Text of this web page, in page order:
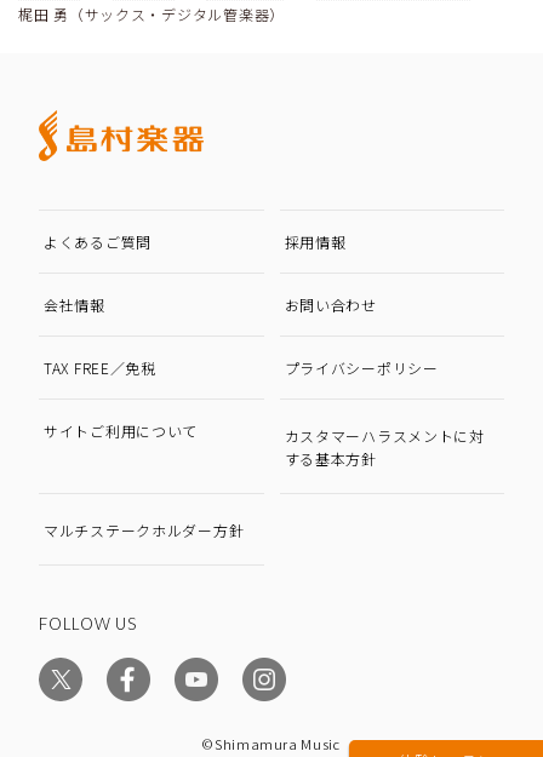
梶田 勇（サックス・デジタル管楽器）
よくあるご質問 採用情報
会社情報 お問い合わせ
TAX FREE／免税 プライバシーポリシー
サイトご利用について
カスタマーハラスメントに対
する基本方針
マルチステークホルダー方針
FOLLOW US
©Shimamura Music